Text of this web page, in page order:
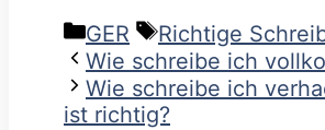
Categories
GER Tags
Richtige
Wie schreibe ich
Wie schreibe ich
ist richtig?